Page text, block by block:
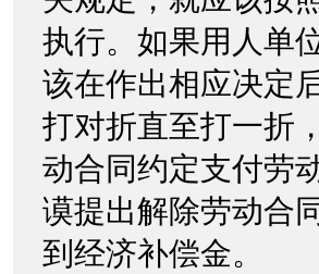
执行。如果用人单
该在作出相应决定
打对折直至打一折
动合同约定支付劳
谟提出解除劳动合
到经济补偿金。